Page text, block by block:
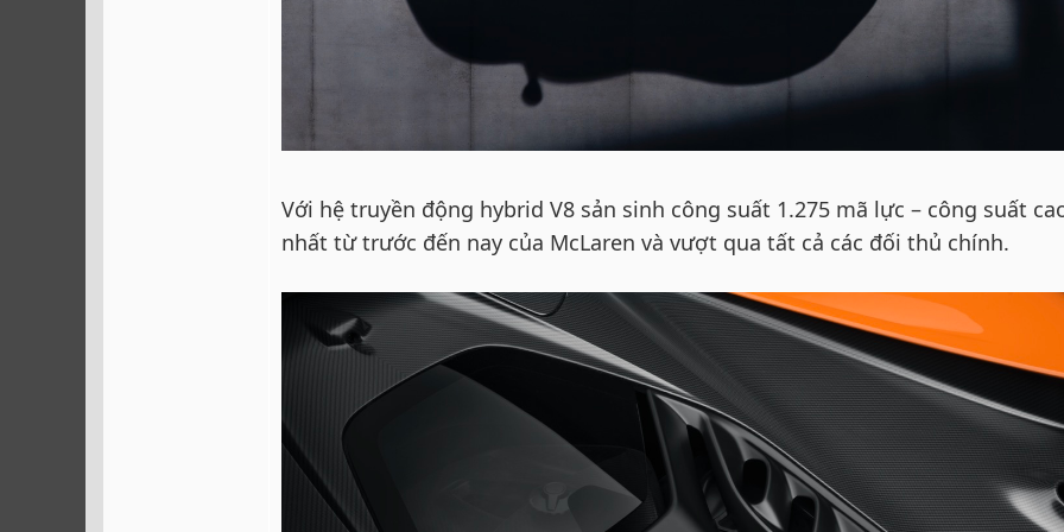
Với hệ truyền động hybrid V8 sản sinh công suất 1.275 mã lực – công suất
nhất từ trước đến nay của McLaren và vượt qua tất cả các đối thủ chính.